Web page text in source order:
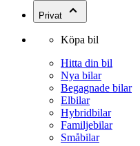
Privat
Köpa bil
Hitta din bil
Nya bilar
Begagnade bilar
Elbilar
Hybridbilar
Familjebilar
Småbilar